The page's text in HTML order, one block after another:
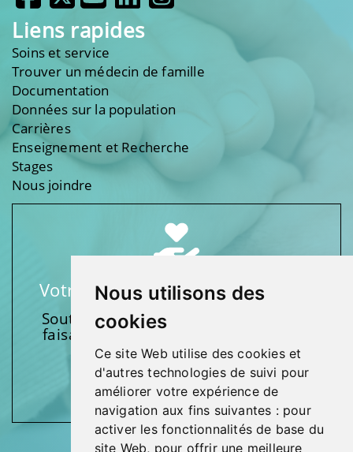
Nous utilisons des
cookies
Ce site Web utilise des cookies et
d'autres technologies de suivi pour
améliorer votre expérience de
navigation aux fins suivantes : pour
activer les fonctionnalités de base du
site Web, pour offrir une meilleure
Liens rapides
Soins et service
Trouver un médecin de famille
Documentation
Données sur la population
Carrières
Enseignement et Recherche
Stages
Nous joindre
Votre soutien fait une différence
Soutenez l’une de nos fondations en
faisant un don et en participant aux
activités.
Donnez généreusement!